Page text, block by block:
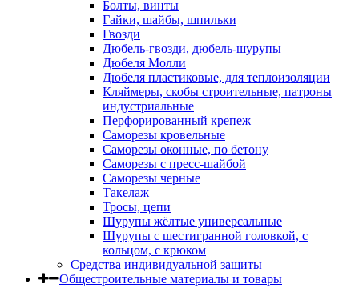
Болты, винты
Гайки, шайбы, шпильки
Гвозди
Дюбель-гвозди, дюбель-шурупы
Дюбеля Молли
Дюбеля пластиковые, для теплоизоляции
Кляймеры, скобы строительные, патроны
индустриальные
Перфорированный крепеж
Саморезы кровельные
Саморезы оконные, по бетону
Саморезы с пресс-шайбой
Саморезы черные
Такелаж
Тросы, цепи
Шурупы жёлтые универсальные
Шурупы с шестигранной головкой, с
кольцом, с крюком
Средства индивидуальной защиты
Общестроительные материалы и товары